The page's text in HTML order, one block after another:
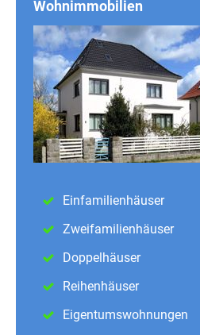
Wohnimmobilien
Einfamilienhäuser
Zweifamilienhäuser
Doppelhäuser
Reihenhäuser
Eigentumswohnungen